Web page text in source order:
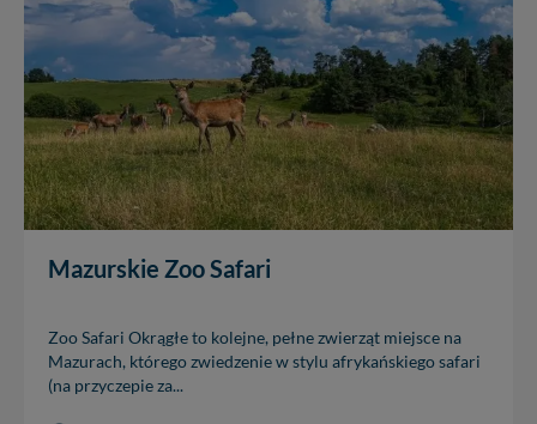
Mazurskie Zoo Safari
Zoo Safari Okrągłe to kolejne, pełne zwierząt miejsce na
Mazurach, którego zwiedzenie w stylu afrykańskiego safari
(na przyczepie za...
W każdej chwili możesz: zażądać dostępu do swoich
danych, zażądać ich poprawienia lub usunięcia,
zabronić ich przetwarzania. Pamiętaj jednak, że nie
zawsze jest możliwe techniczne zrealizowanie Twoich
praw w odniesieniu do informacji zawartych w plikach
cookies. Twoja przeglądarka umożliwia Ci skasowanie
tych plików - w pewnych przypadkach nie możemy tego
zrobić za Ciebie.
Dziękujemy, i życzmy miłego odkrywania Mazur na